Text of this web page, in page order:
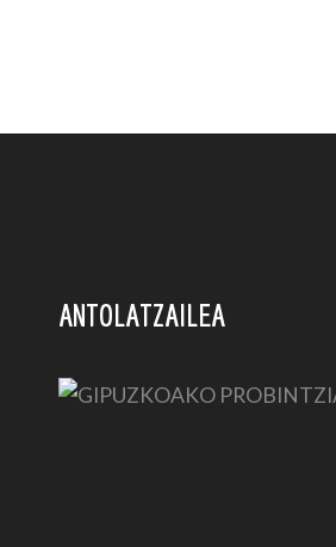
ANTOLATZAILEA